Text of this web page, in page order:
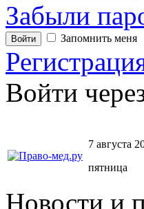
Забыли
Запомнить меня
Войти
7 августа
пятница
Новости и